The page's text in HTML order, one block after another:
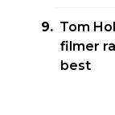
Tom
filmer
best